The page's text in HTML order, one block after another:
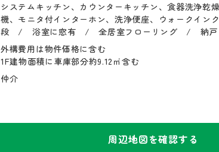
システムキッチン、カウンターキッチン、食器洗浄乾
機、モニタ付インターホン、洗浄便座、ウォークイン
段 / 浴室に窓有 / 全居室フローリング / 納戸
外構費用は物件価格に含む
1F建物面積に車庫部分約9.12㎡含む
仲介
周辺地図を確認する